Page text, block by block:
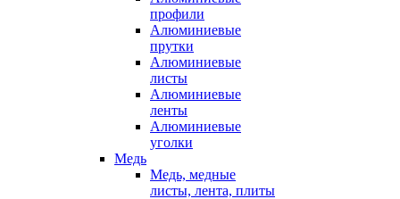
профили
Алюминиевые
прутки
Алюминиевые
листы
Алюминиевые
ленты
Алюминиевые
уголки
Медь
Медь, медные
листы, лента, плиты